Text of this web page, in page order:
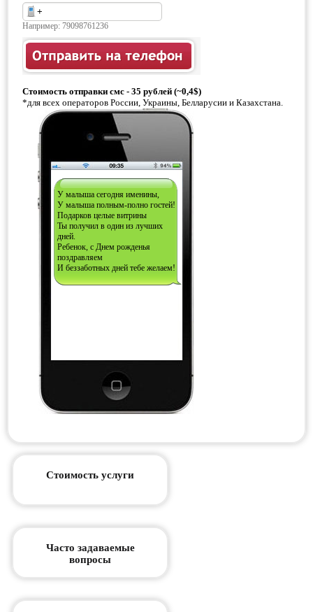
Например: 79098761236
Стоимость отправки смс - 35 рублей (~0,4$)
*для всех операторов России, Украины, Белларусии и Казахстана.
У малыша сегодня именины,
У малыша полным-полно гостей!
Подарков целые витрины
Ты получил в один из лучших
дней.
Ребенок, с Днем рожденья
поздравляем
И беззаботных дней тебе желаем!
Стоимость услуги
Часто задаваемые
вопросы